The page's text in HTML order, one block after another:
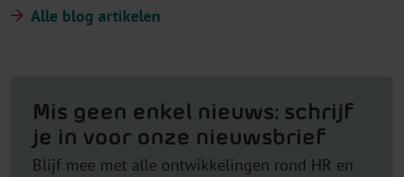
Alle blog artikelen
Mis geen enkel nieuws: schrijf
je in voor onze nieuwsbrief
Blijf mee met alle ontwikkelingen rond HR en